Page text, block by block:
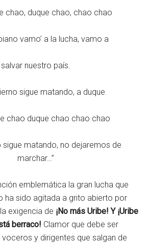
chao, duque chao, chao chao
vamo’ a la lucha, vamo a
salvar nuestro país.
sigue matando, a duque
chao duque chao chao chao
sigue matando, no dejaremos de
marchar…”
emblemática la gran lucha que
ha sido agitada a grito abierto por
exigencia de ¡No más Uribe! Y ¡Uribe
berraco! Clamor que debe ser
y dirigentes que salgan de